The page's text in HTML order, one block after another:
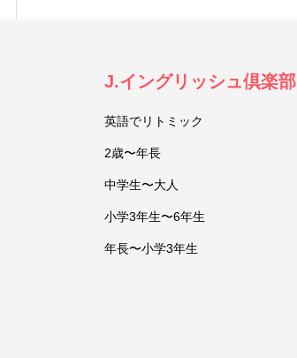
J.イングリッシュ倶楽部
英語でリトミック
2歳〜年長
中学生〜大人
小学3年生〜6年生
年長〜小学3年生